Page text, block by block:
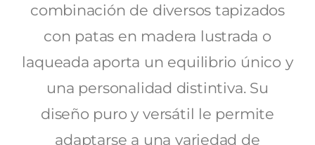
combinación de diversos tapizados
con patas en madera lustrada o
laqueada aporta un equilibrio único y
una personalidad distintiva. Su
diseño puro y versátil le permite
adaptarse a una variedad de